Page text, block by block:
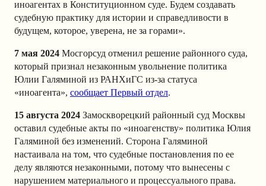
иноагентах в Конституционном суде. Будем создавать
судебную практику для истории и справедливости в
будущем, которое, уверена, не за горами».
7 мая 2024 Мосгорсуд отменил решение районного суда,
который признал незаконным увольнение политика
Юлии Галяминой из РАНХиГС из-за статуса
«иноагента», сообщает Первый отдел.
15 августа 2024 Замоскворецкий районный суд Москвы
оставил судебные акты по «иноагенству» политика Юлия
Галяминой без изменений. Сторона Галяминой
настаивала на том, что судебные постановления по ее
делу являются незаконными, потому что вынесены с
нарушением материального и процессуального права.